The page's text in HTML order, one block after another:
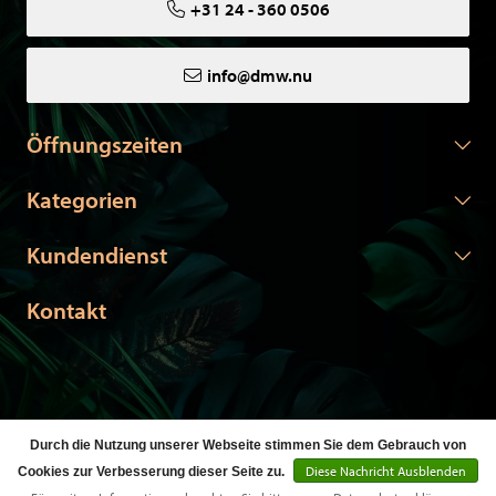
+31 24 - 360 0506
info@dmw.nu
Öffnungszeiten
Kategorien
Kundendienst
Kontakt
© Copyright 2026 DMW.nu -Webshop laten makendoor Red
Banana
Durch die Nutzung unserer Webseite stimmen Sie dem Gebrauch von
Cookies zur Verbesserung dieser Seite zu.
Diese Nachricht Ausblenden